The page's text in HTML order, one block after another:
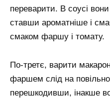
переварити. В соусі
ставши ароматніше і
смаком фаршу і томату.
По-третє, варити
фаршем слід на
перешкодивши, інакше